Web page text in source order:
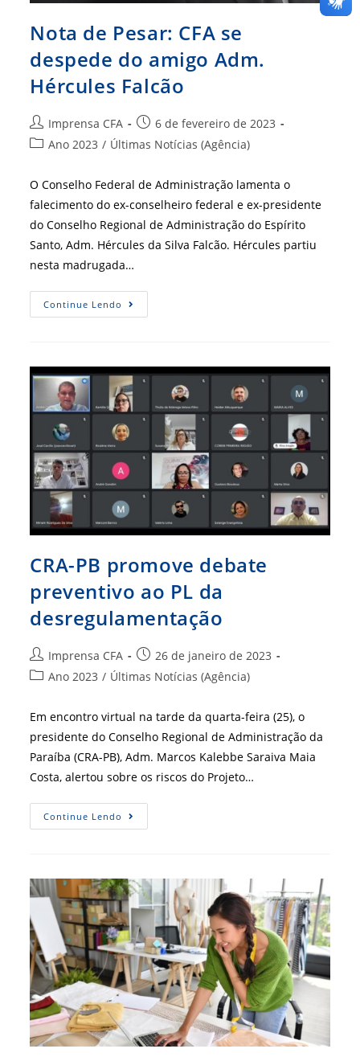
Nota de Pesar: CFA se
despede do amigo Adm.
Hércules Falcão
Autor
do
Imprensa CFA
Post
publicado:
6 de fevereiro de 2023
Categoria
post:
Ano 2023 / Últimas Notícias (Agência)
O Conselho Federal de Administração lamenta o
falecimento do ex-conselheiro federal e ex-presidente
do Conselho Regional de Administração do Espírito
Santo, Adm. Hércules da Silva Falcão. Hércules partiu
nesta madrugada…
Continue Lendo Nota
De
Do
Amigo
Adm.
Hércules
Falcão
CRA-PB promove debate
preventivo ao PL da
desregulamentação
Autor
do
Imprensa CFA
Post
publicado:
26 de janeiro de 2023
Categoria
Ano 2023 / Últimas Notícias (Agência)
Em encontro virtual na tarde da quarta-feira (25), o
presidente do Conselho Regional de Administração da
Paraíba (CRA-PB), Adm. Marcos Kalebbe Saraiva Maia
Costa, alertou sobre os riscos do Projeto…
Continue Lendo CRA-
PB
PL
Da
Desregulamentação